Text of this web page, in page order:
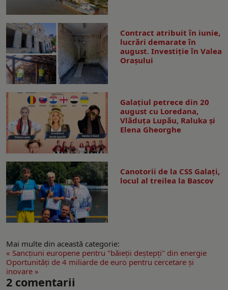
Contract atribuit în iunie,
lucrări demarate în
august. Investiţie în Valea
Oraşului
Galaţiul petrece din 20
august cu Loredana,
Vlăduța Lupău, Raluka și
Elena Gheorghe
Canotorii de la CSS Galați,
locul al treilea la Bascov
Mai multe din această categorie:
« Sancțiuni europene pentru "băieții deștepți" din energie
Oportunități de 4 miliarde de euro pentru cercetare și
inovare »
2 comentarii